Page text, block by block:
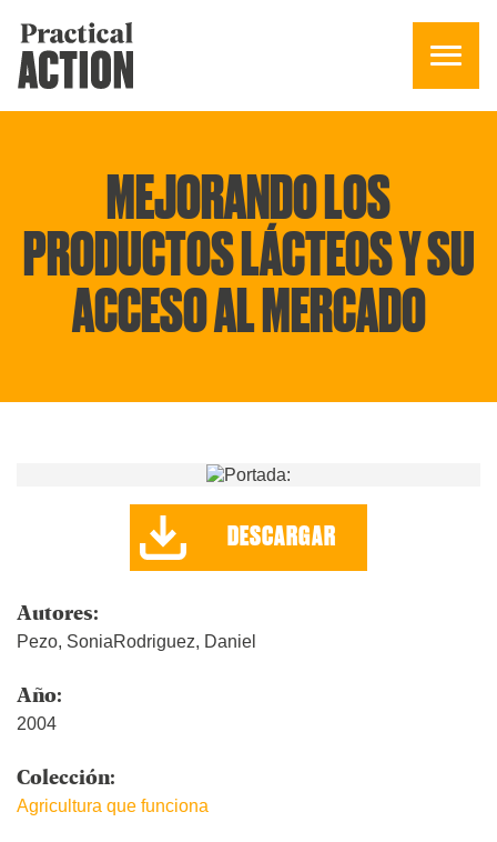
MEJORANDO LOS
PRODUCTOS LÁCTEOS Y SU
ACCESO AL MERCADO
DESCARGAR
Autores:
Pezo, SoniaRodriguez, Daniel
Año:
2004
Colección:
Agricultura que funciona